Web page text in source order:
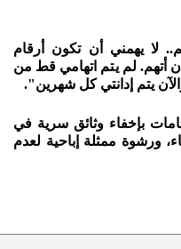
لا يهمني أن تكون أرقام
أتهم. لم يتم اتهامي قط من
يتم إدانتي كل شهرين".
بإخفاء وثائق سرية في
ورشوة ممثلة إباحية لعدم